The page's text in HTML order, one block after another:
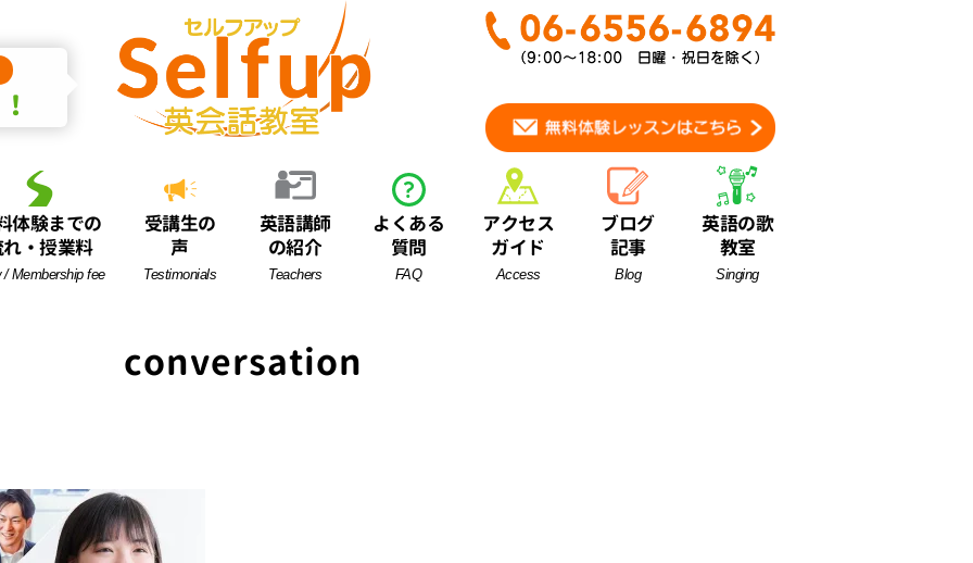
体験までの
・授業料
/ Membership fee
受講生の
声
Testimonials
英語講師
の紹介
Teachers
よくある
質問
FAQ
アクセス
ガイド
Access
ブログ
記事
Blog
英語の歌
教室
Singing
conversation